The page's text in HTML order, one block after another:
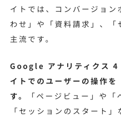
イトでは、コンバージョン
わせ」や「資料請求」、「
主流です。
Google アナリティクス 4
イトでのユーザーの操作を
す。
「ページビュー」や「
「セッションのスタート